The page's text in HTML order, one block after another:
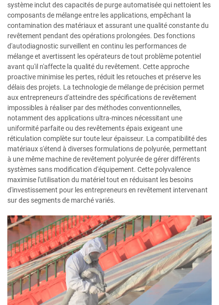
système inclut des capacités de purge automatisée qui nettoient les
composants de mélange entre les applications, empêchant la
contamination des matériaux et assurant une qualité constante du
revêtement pendant des opérations prolongées. Des fonctions
d'autodiagnostic surveillent en continu les performances de
mélange et avertissent les opérateurs de tout problème potentiel
avant qu'il n'affecte la qualité du revêtement. Cette approche
proactive minimise les pertes, réduit les retouches et préserve les
délais des projets. La technologie de mélange de précision permet
aux entrepreneurs d'atteindre des spécifications de revêtement
impossibles à réaliser par des méthodes conventionnelles,
notamment des applications ultra-minces nécessitant une
uniformité parfaite ou des revêtements épais exigeant une
réticulation complète sur toute leur épaisseur. La compatibilité des
matériaux s'étend à diverses formulations de polyurée, permettant
à une même machine de revêtement polyurée de gérer différents
systèmes sans modification d'équipement. Cette polyvalence
maximise l'utilisation du matériel tout en réduisant les besoins
d'investissement pour les entrepreneurs en revêtement intervenant
sur des segments de marché variés.